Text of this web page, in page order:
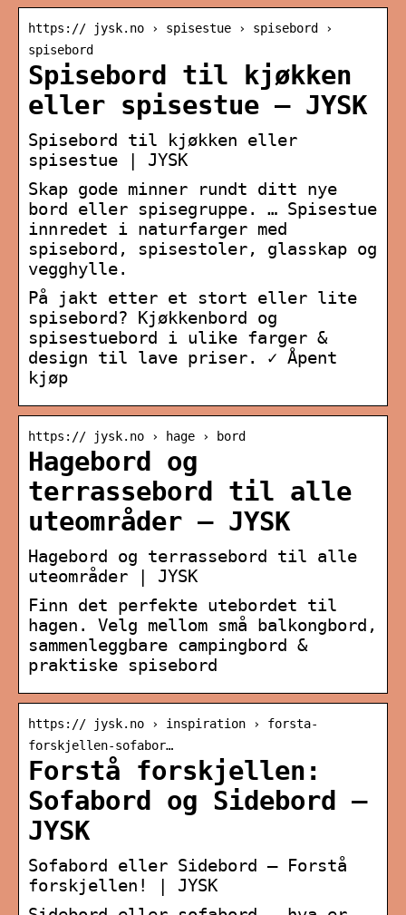
https:// jysk.no › spisestue › spisebord ›
spisebord
Spisebord til kjøkken
eller spisestue – JYSK
Spisebord til kjøkken eller
spisestue | JYSK
Skap gode minner rundt ditt nye
bord eller spisegruppe. … Spisestue
innredet i naturfarger med
spisebord, spisestoler, glasskap og
vegghylle.
På jakt etter et stort eller lite
spisebord? Kjøkkenbord og
spisestuebord i ulike farger &
design til lave priser. ✓ Åpent
kjøp
https:// jysk.no › hage › bord
Hagebord og
terrassebord til alle
uteområder – JYSK
Hagebord og terrassebord til alle
uteområder | JYSK
Finn det perfekte utebordet til
hagen. Velg mellom små balkongbord,
sammenleggbare campingbord &
praktiske spisebord
https:// jysk.no › inspiration › forsta-
forskjellen-sofabor…
Forstå forskjellen:
Sofabord og Sidebord –
JYSK
Sofabord eller Sidebord – Forstå
forskjellen! | JYSK